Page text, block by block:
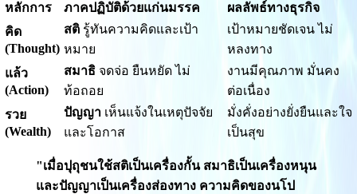
หลักการ ภาคปฏิบัติด้วยแก่นมรรค
ผลลัพธ์ทางธุรกิจ
คิด
(Thought)
สติรู้ทันความคิดและเป้า
หมาย
เป้าหมายชัดเจน ไม่
หลงทาง
แล้ว
(Action)
สมาธิจดจ่อ ยืนหยัด ไม่
ท้อถอย
งานมีคุณภาพ มั่นคง
ต่อเนื่อง
รวย
(Wealth)
ปัญญาเห็นแจ้งในเหตุปัจจัย
และโอกาส
มั่งคั่งอย่างยั่งยืนและใจ
เป็นสุข
"เมื่อปุถุชนใช้สติเป็นเครื่องกั้น สมาธิเป็นเครื่องหนุน
และปัญญาเป็นเครื่องส่องทาง ความคิดของนโป